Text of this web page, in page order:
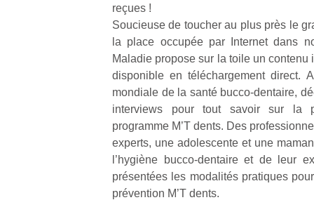
reçues !
Soucieuse de toucher au plus près le
la place occupée par Internet dans
Maladie propose sur la toile un contenu
disponible en téléchargement direct.
mondiale de la santé bucco-dentaire,
interviews pour tout savoir sur la
programme M’T dents. Des
experts, une adolescente et une
l’hygiène bucco-dentaire et de leur
présentées les modalités pratiques
prévention M’T dents.